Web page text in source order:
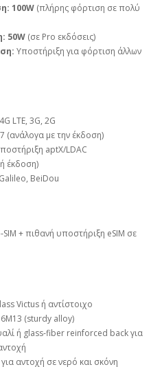
100W (πλήρης φόρτιση σε πολύ
50W (σε Pro εκδόσεις)
Υποστήριξη για φόρτιση άλλων
LTE, 3G, 2G
7 (ανάλογα με την έκδοση)
aptX/LDAC
έκδοση)
Galileo, BeiDou
+ πιθανή υποστήριξη eSIM σε
Victus ή αντίστοιχο
(sturdy alloy)
ή glass‑fiber reinforced back για
για αντοχή σε νερό και σκόνη